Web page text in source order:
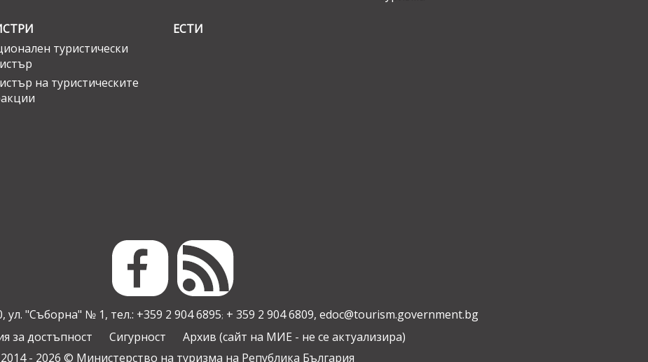
туристически
на туристическите
ЕСТИ
"Съборна" № 1, тел.: +359 2 904 6895; + 359 2 904 6809, edoc@tourism.government.bg
за достъпност
Сигурност
Архив (сайт на МИЕ - не се актуализира)
2014 - 2026 © Министерство на туризма на Република България